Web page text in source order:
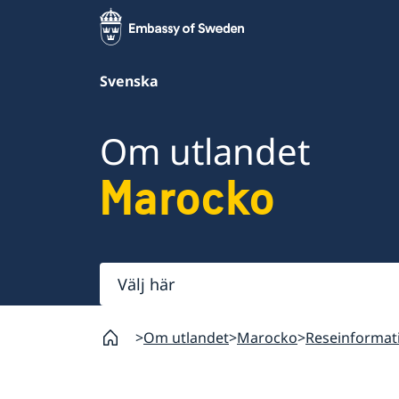
Svenska
Om utlandet
Marocko
Välj
här
Om utlandet Marocko